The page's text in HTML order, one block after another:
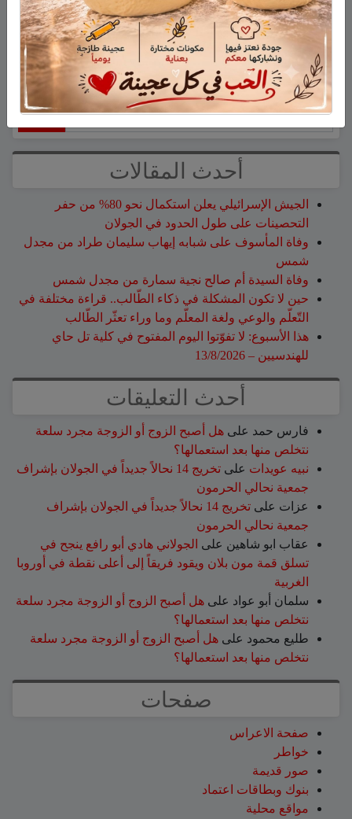
نشر فيأخبار وتقارير
ابحث
أحدث المقالات
الجيش الإسرائيلي يعلن استكمال نحو 80% من حفر
التحصينات على طول الحدود في الجولان
وفاة المأسوف على شبابه إيهاب سليمان طراد من مجدل
شمس
وفاة السيدة أم صالح نجية سمارة من مجدل شمس
حين لا تكون المشكلة في ذكاء الطّالب.. قراءة مختلفة في
التّعلّم والوعي ولغة المعلّم وما وراء تعثّر الطّالب
هذا الأسبوع: لا تفوّتوا اليوم المفتوح في كلية تل حاي
للهندسيين – 13/8/2026
أحدث التعليقات
فارس حمد على هل أصبح الزوج أو الزوجة مجرد سلعة
نتخلص منها بعد استعمالها؟
نبيه عويدات على
تخريج 14 نحالاً جديداً في الجولان بإشراف
جمعية نحالي الحرمون
عزات على
تخريج 14 نحالاً جديداً في الجولان بإشراف
جمعية نحالي الحرمون
عقاب ابو شاهين على الجولاني هادي أبو رافع ينجح في
تسلق قمة مون بلان ويقود فريقاً إلى أعلى نقطة في أوروبا
الغربية
سلمان أبو عواد على هل أصبح الزوج أو الزوجة مجرد سلعة
نتخلص منها بعد استعمالها؟
طليع محمود على هل أصبح الزوج أو الزوجة مجرد سلعة
نتخلص منها بعد استعمالها؟
صفحات
صفحة الاعراس
خواطر
صور قديمة
بنوك وبطاقات اعتماد
مواقع محلية